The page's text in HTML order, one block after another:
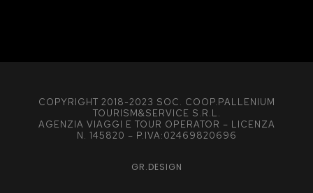
COPYRIGHT 2018-2023 SOC. COOP.PALLENIUM
TOURISM&SERVICE S.R.L.
AGENZIA VIAGGI E TOUR OPERATOR – LICENZA
N. 145820 – P.IVA:02469820696
GR.DESIGN